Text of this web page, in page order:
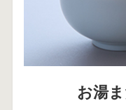
お湯